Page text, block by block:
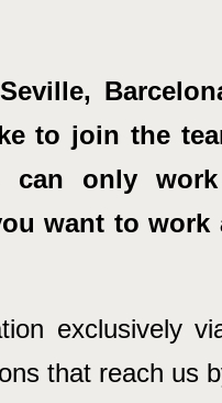
to join the
can only
want to work
exclusively
that reach us